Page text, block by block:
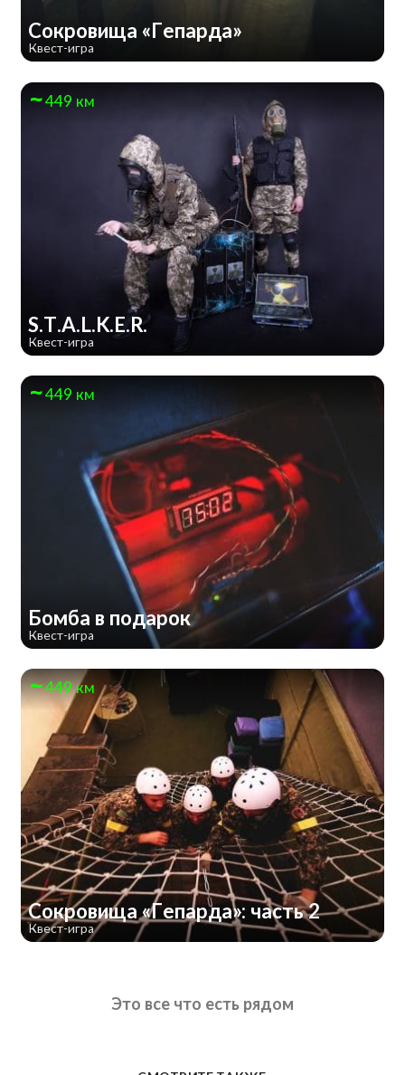
Сокровища «Гепарда»
Квест-игра
449 км
S.T.A.L.K.E.R.
Квест-игра
449 км
Бомба в подарок
Квест-игра
449 км
Сокровища «Гепарда»: часть 2
Квест-игра
Это все что есть рядом